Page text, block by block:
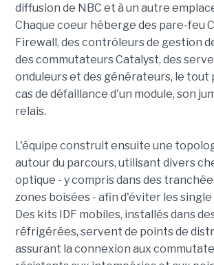
diffusion de NBC et à un autre
Chaque coeur héberge des pare-feu
Firewall, des contrôleurs de gestion
des commutateurs Catalyst, des
onduleurs et des générateurs, le tout
cas de défaillance d'un module, son
relais.
L'équipe construit ensuite une
autour du parcours, utilisant divers
optique - y compris dans des
zones boisées - afin d'éviter les
Des kits IDF mobiles, installés dans
réfrigérées, servent de points de
assurant la connexion aux